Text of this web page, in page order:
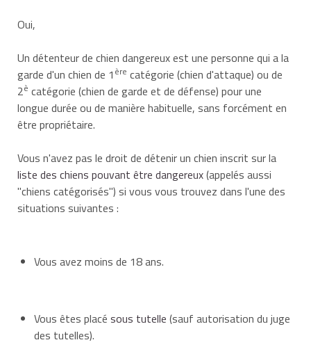
Oui,
Un détenteur de chien dangereux est une personne qui a la
garde d'un chien de 1 ère catégorie (chien d'attaque) ou de
2è catégorie (chien de garde et de défense) pour une
longue durée ou de manière habituelle, sans forcément en
être propriétaire.
Vous n'avez pas le droit de détenir un chien inscrit sur la
liste des chiens pouvant être dangereux(appelés aussi
"chiens catégorisés") si vous vous trouvez dans l'une des
situations suivantes :
Vous avez moins de 18 ans.
Vous êtes placé sous tutelle (sauf autorisation du juge
des tutelles).